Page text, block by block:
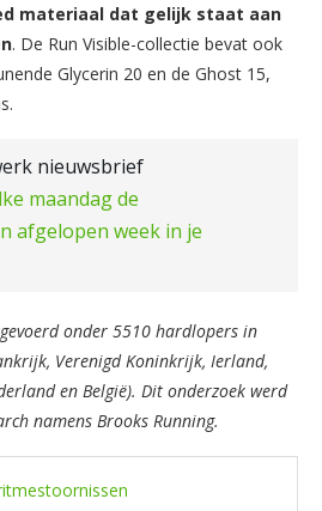
materiaal dat gelijk staat aan
. De Run Visible-collectie bevat ook
Glycerin 20 en de Ghost 15,
nieuwsbrief
maandag de
afgelopen week in je
onder 5510 hardlopers in
Verenigd Koninkrijk, Ierland,
en België). Dit onderzoek werd
namens Brooks Running.